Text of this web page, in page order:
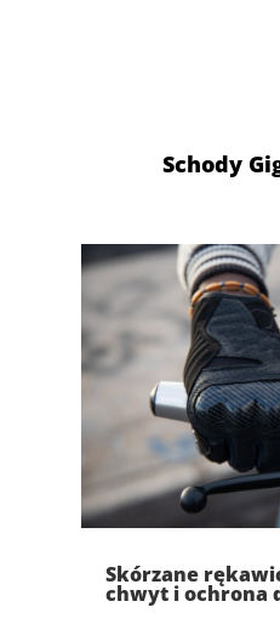
Schody
Skórzane
chwyt i ochrona